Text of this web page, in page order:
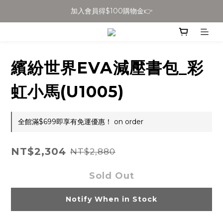
全館滿$699免運
全館滿$699免運
加入會員得$100購物金👉
繽紛世界EVA減壓書包_彩
虹小馬(U1005)
全館滿$699即享有免運優惠！ on order
NT$2,304 NT$2,880
Sold Out
Notify When in Stock